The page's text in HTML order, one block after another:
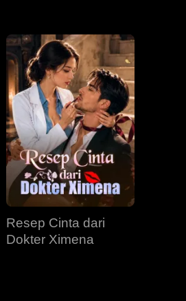
Resep Cinta dari
Dokter Ximena